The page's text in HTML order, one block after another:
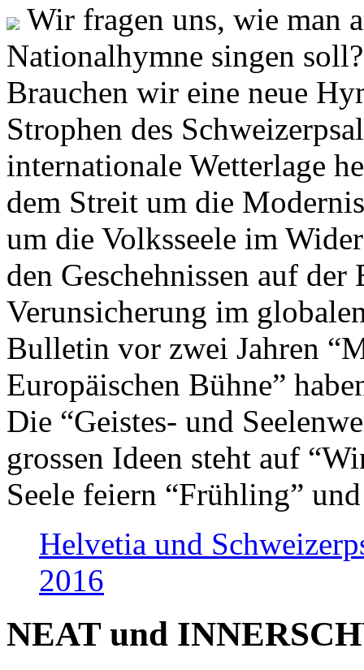
Wir fragen uns, wie man
Nationalhymne singen
Brauchen wir eine neue
Strophen des
internationale Wetterlage
dem Streit um die
um die Volksseele im
den Geschehnissen auf
Verunsicherung im
Bulletin vor zwei Jahren
Europäischen Bühne”
Die “Geistes- und
grossen Ideen steht auf
Seele feiern “Frühling”
Helvetia und
2016
NEAT und